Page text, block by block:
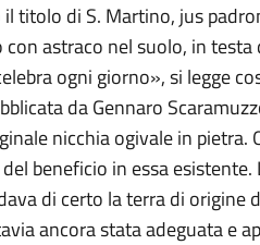
titolo di S. Martino, jus
astraco nel suolo, in
ogni giorno», si legge
da Gennaro
nicchia ogivale in pietra.
beneficio in essa
di certo la terra di origine
ancora stata adeguata e